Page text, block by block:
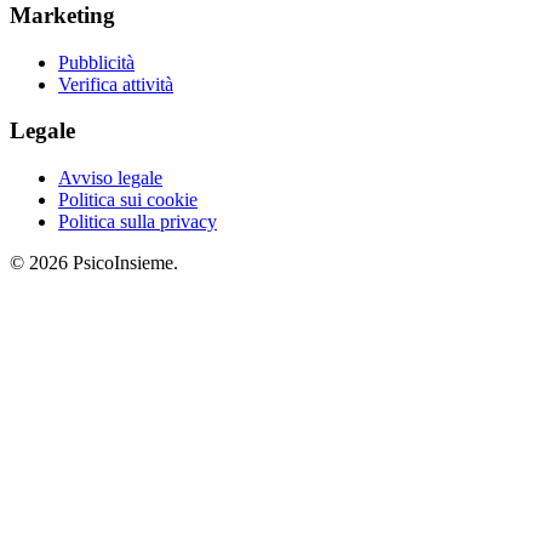
Marketing
Pubblicità
Verifica attività
Legale
Avviso legale
Politica sui cookie
Politica sulla privacy
© 2026 PsicoInsieme.